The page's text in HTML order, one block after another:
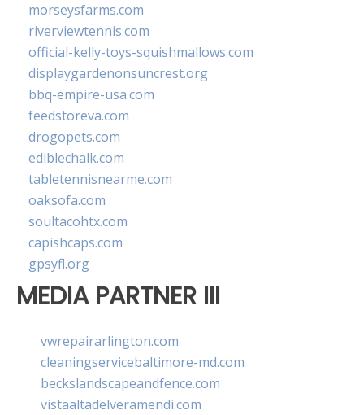
morseysfarms.com
riverviewtennis.com
official-kelly-toys-squishmallows.com
displaygardenonsuncrest.org
bbq-empire-usa.com
feedstoreva.com
drogopets.com
ediblechalk.com
tabletennisnearme.com
oaksofa.com
soultacohtx.com
capishcaps.com
gpsyfl.org
MEDIA PARTNER III
vwrepairarlington.com
cleaningservicebaltimore-md.com
beckslandscapeandfence.com
vistaaltadelveramendi.com